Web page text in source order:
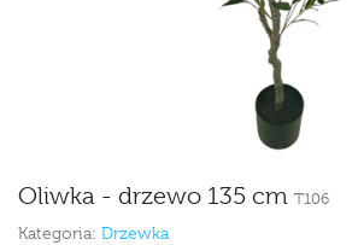
Oliwka - drzewo 135 cm T106
Kategoria: Drzewka